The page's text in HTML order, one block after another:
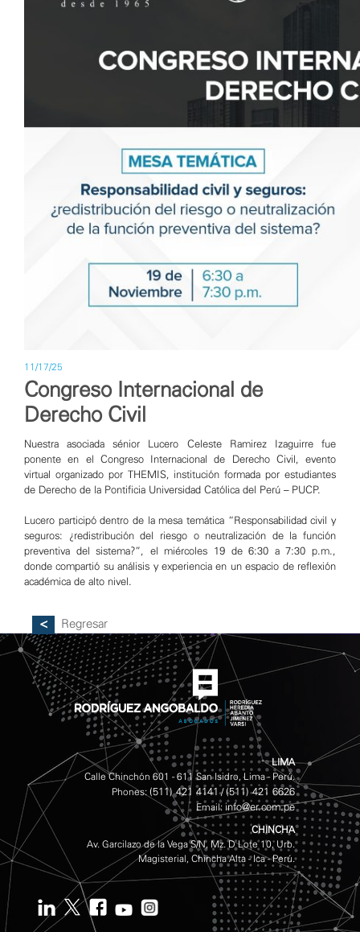
11/17/25
Congreso Internacional de
Derecho Civil
Nuestra asociada sénior Lucero Celeste Ramirez Izaguirre fue
ponente en el Congreso Internacional de Derecho Civil, evento
virtual organizado por THEMIS, institución formada por estudiantes
de Derecho de la Pontificia Universidad Católica del Perú – PUCP.
Lucero participó dentro de la mesa temática “Responsabilidad civil y
seguros: ¿redistribución del riesgo o neutralización de la función
preventiva del sistema?”, el miércoles 19 de 6:30 a 7:30 p.m.,
donde compartió su análisis y experiencia en un espacio de reflexión
académica de alto nivel.
Regresar
LIMA
Calle Chinchón 601 - 611 San Isidro, Lima - Perú.
Phones: (511) 421 4141 /(511) 421 6626
Email: info@er.com.pe
CHINCHA
Av. Garcilazo de la Vega S/N, Mz. D Lote 10, Urb.
Magisterial, Chincha Alta - Ica - Perú.